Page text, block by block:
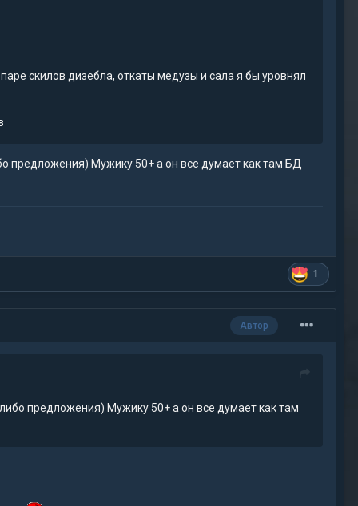
скилов дизебла, откаты медузы и сала я бы уровнял
предложения) Мужику 50+ а он все думает как там БД
1
Автор
предложения) Мужику 50+ а он все думает как там